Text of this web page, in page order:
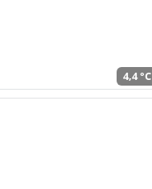
4,4 °C